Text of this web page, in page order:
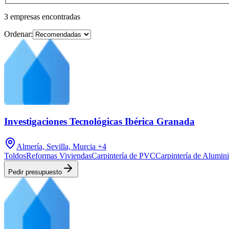
3 empresas encontradas
Ordenar:
Investigaciones Tecnológicas Ibérica Granada
Almería, Sevilla, Murcia +4
ToldosReformas ViviendasCarpintería de PVCCarpintería de
Pedir presupuesto